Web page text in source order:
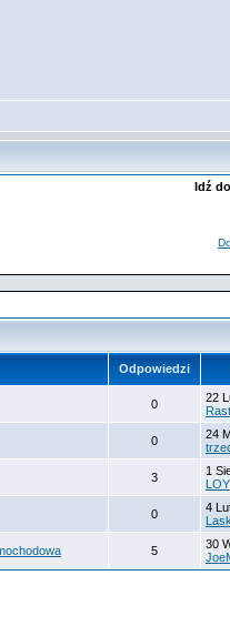
Idź
Odpowiedzi
0
22
0
24
3
1
LOY
0
4
5
30